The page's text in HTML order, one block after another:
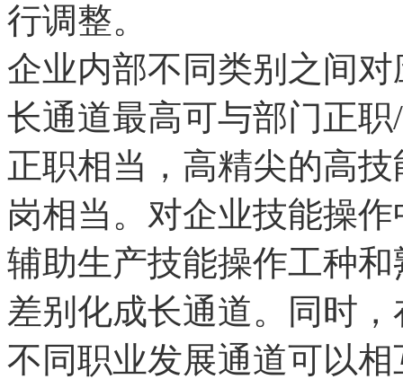
行调整。
企业内部不同类别之间
长通道最高可与部门正
正职相当，高精尖的高
岗相当。对企业技能操
辅助生产技能操作工种
差别化成长通道。同时
不同职业发展通道可以